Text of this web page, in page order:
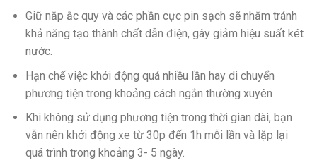
Giữ nắp ắc quy và các phần cực pin sạch sẽ nhằm tránh
khả năng tạo thành chất dẫn điện, gây giảm hiệu suất két
nước.
Hạn chế việc khởi động quá nhiều lần hay di chuyển
phương tiện trong khoảng cách ngắn thường xuyên
Khi không sử dụng phương tiện trong thời gian dài, bạn
vẫn nên khởi động xe từ 30p đến 1h mỗi lần và lặp lại
quá trình trong khoảng 3- 5 ngày.